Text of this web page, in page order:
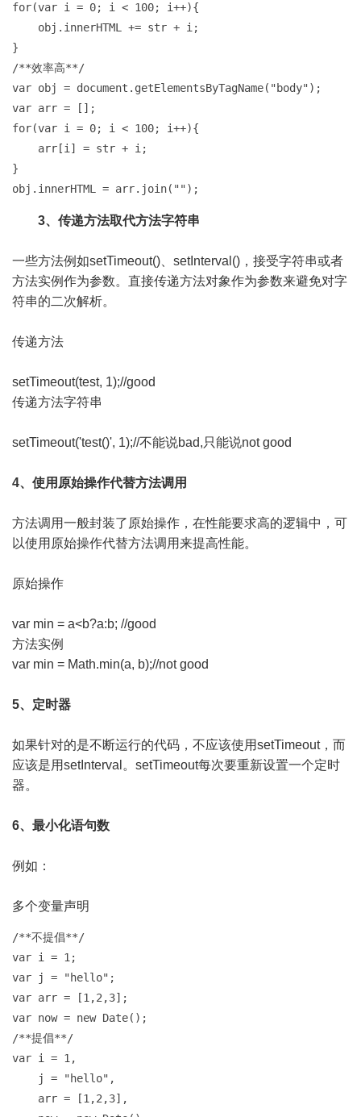
for(var i = 0; i < 100; i++){
    obj.innerHTML += str + i;
}
/**效率高**/
var obj = document.getElementsByTagName("body");
var arr = [];
for(var i = 0; i < 100; i++){
    arr[i] = str + i;
}
obj.innerHTML = arr.join("");
3、传递方法取代方法字符串
一些方法例如setTimeout()、setInterval()，接受字符串或者
方法实例作为参数。直接传递方法对象作为参数来避免对字
符串的二次解析。
传递方法
setTimeout(test, 1);//good
传递方法字符串
setTimeout('test()', 1);//不能说bad,只能说not good
4、使用原始操作代替方法调用
方法调用一般封装了原始操作，在性能要求高的逻辑中，可
以使用原始操作代替方法调用来提高性能。
原始操作
var min = a<b?a:b; //good
方法实例
var min = Math.min(a, b);//not good
5、定时器
如果针对的是不断运行的代码，不应该使用setTimeout，而
应该是用setInterval。setTimeout每次要重新设置一个定时
器。
6、最小化语句数
例如：
多个变量声明
/**不提倡**/
var i = 1;
var j = "hello";
var arr = [1,2,3];
var now = new Date();
/**提倡**/
var i = 1,
    j = "hello",
    arr = [1,2,3],